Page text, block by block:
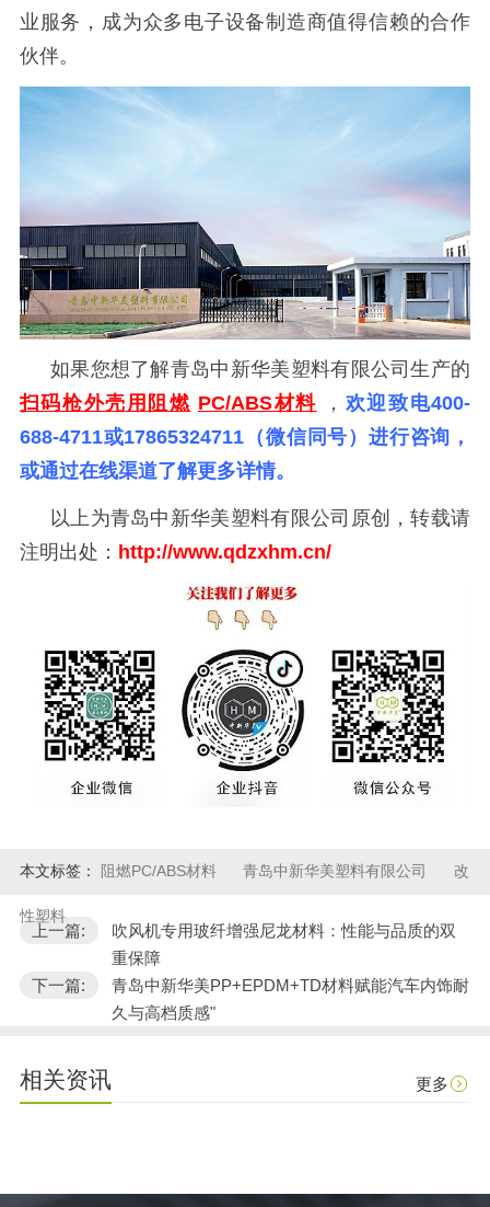
业服务，成为众多电子设备制造商值得信赖的合作
伙伴。
如果您想了解青岛中新华美塑料有限公司生产的
扫码枪外壳用阻燃 PC/ABS材料 ， 欢迎致电400-
688-4711或17865324711（微信同号）进行咨询，
或通过在线渠道了解更多详情。
以上为青岛中新华美塑料有限公司原创，转载请
注明出处： http://www.qdzxhm.cn/
本文标签： 阻燃PC/ABS材料 青岛中新华美塑料有限公司 改
性塑料
上一篇:
吹风机专用玻纤增强尼龙材料：性能与品质的双
重保障
下一篇:
青岛中新华美PP+EPDM+TD材料赋能汽车内饰耐
久与高档质感"
相关资讯 更多